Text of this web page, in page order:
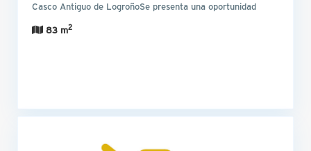
Casco Antiguo de LogroñoSe presenta una oportunidad
83 m2